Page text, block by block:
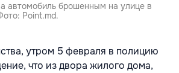
автомобиль брошенным на улице в
Point.md.
утром 5 февраля в полицию
что из двора жилого дома,